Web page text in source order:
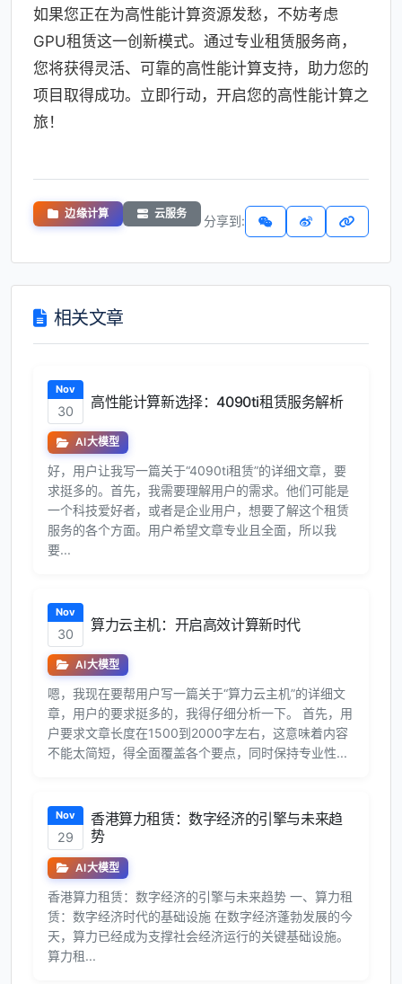
如果您正在为高性能计算资源发愁，不妨考虑
GPU租赁这一创新模式。通过专业租赁服务商，
您将获得灵活、可靠的高性能计算支持，助力您的
项目取得成功。立即行动，开启您的高性能计算之
旅！
边缘计算 云服务 分享到:
相关文章
Nov
30
高性能计算新选择：4090ti租赁服务解析
AI大模型
好，用户让我写一篇关于“4090ti租赁”的详细文章，要
求挺多的。首先，我需要理解用户的需求。他们可能是
一个科技爱好者，或者是企业用户，想要了解这个租赁
服务的各个方面。用户希望文章专业且全面，所以我
要...
Nov
30
算力云主机：开启高效计算新时代
AI大模型
嗯，我现在要帮用户写一篇关于“算力云主机”的详细文
章，用户的要求挺多的，我得仔细分析一下。 首先，用
户要求文章长度在1500到2000字左右，这意味着内容
不能太简短，得全面覆盖各个要点，同时保持专业性...
Nov
29
香港算力租赁：数字经济的引擎与未来趋
势
AI大模型
香港算力租赁：数字经济的引擎与未来趋势 一、算力租
赁：数字经济时代的基础设施 在数字经济蓬勃发展的今
天，算力已经成为支撑社会经济运行的关键基础设施。
算力租...